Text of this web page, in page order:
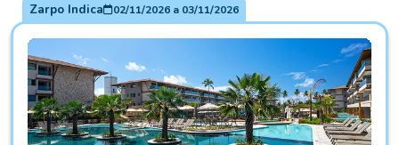
Zarpo Indica 02/11/2026a 03/11/2026